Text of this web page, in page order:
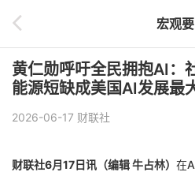
宏观
黄仁勋呼吁全民拥抱AI：
能源短缺成美国AI发展最
2026-06-17 财联社
财联社6月17日讯（编辑 牛占林） 在